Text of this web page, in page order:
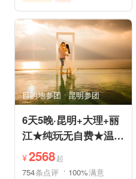
充足自由时间
免费接送机
支持儿童入住
品质游
情侣游
祈福之旅
赏花之旅
森林公园
森林草原
特色民宿
亲子休闲
自由活动
目的地参团
昆明参团
6天5晚·昆明+大理+丽
江★纯玩无自费★温德
姆国际连锁酒店入住
¥2568起
754条点评 100%满意